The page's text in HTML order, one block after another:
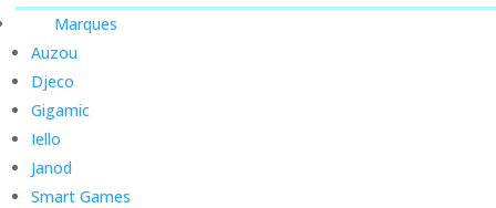
Marques
Auzou
Djeco
Gigamic
Iello
Janod
Smart Games